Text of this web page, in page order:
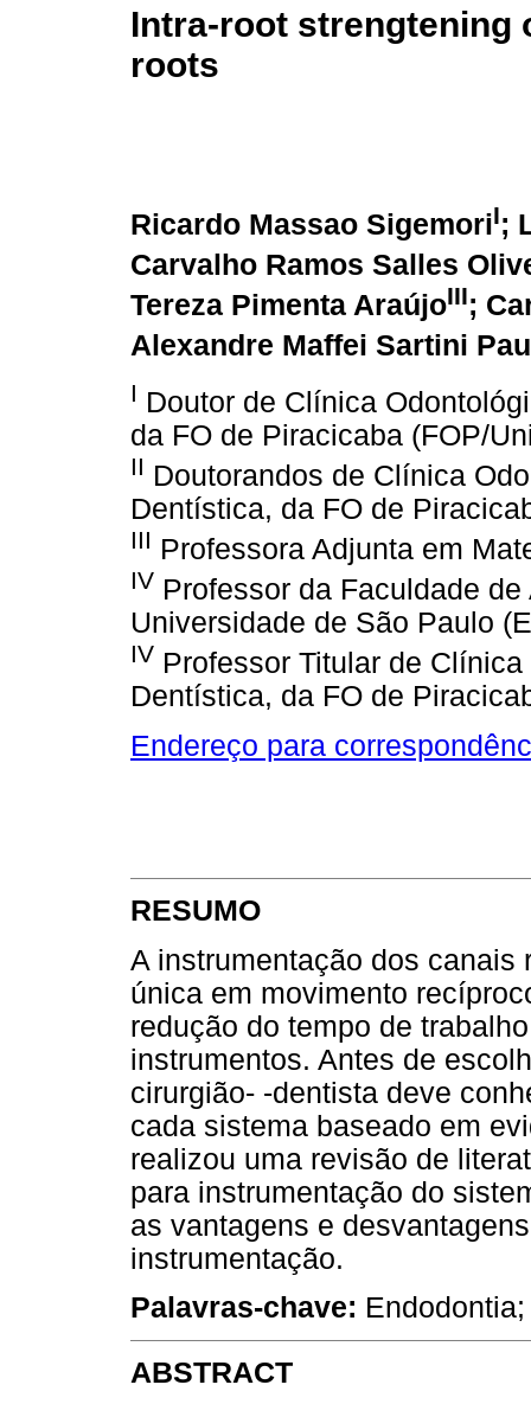
Intra-root strengtening
roots
Ricardo Massao SigemoriI;
Carvalho Ramos Salles
Tereza Pimenta AraújoIII;
Alexandre Maffei Sartini
I Doutor de Clínica
da FO de Piracicaba (FOP/
II Doutorandos de Clínica
Dentística, da FO de
III Professora Adjunta em
IV Professor da Faculdade
Universidade de São Paulo
IV Professor Titular de
Dentística, da FO de
Endereço para
RESUMO
A instrumentação dos canais
única em movimento
redução do tempo de
instrumentos. Antes de
cirurgião- -dentista deve
cada sistema baseado em
realizou uma revisão de
para instrumentação do
as vantagens e
instrumentação.
Palavras-chave:
ABSTRACT